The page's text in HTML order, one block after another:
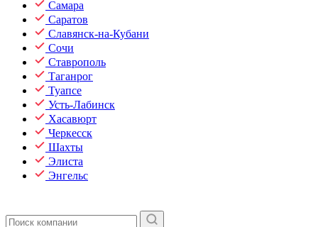
Самара
Саратов
Славянск-на-Кубани
Сочи
Ставрополь
Таганрог
Туапсе
Усть-Лабинск
Хасавюрт
Черкесск
Шахты
Элиста
Энгельс